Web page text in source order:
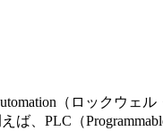
（ロックウェ
、PLC（